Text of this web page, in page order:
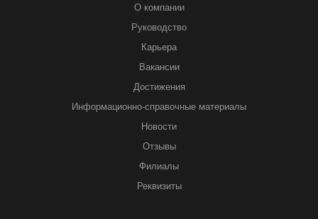
О компании
Руководство
Карьера
Вакансии
Достижения
Информационно-справочные материалы
Новости
Отзывы
Филиалы
Реквизиты